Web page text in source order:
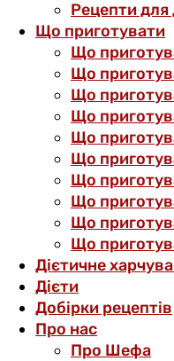
Рецепти для
Що приготувати
Що
Що
Що
Що
Що
Що
Що
Що
Що
Що
Дієтичне
Дієти
Добірки рецептів
Про нас
Про Шефа